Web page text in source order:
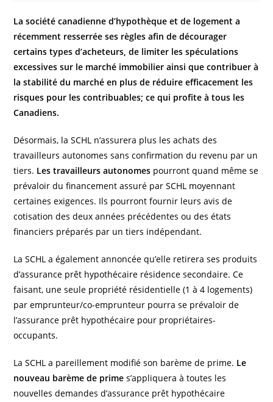
La société canadienne d’hypothèque et de logement a
récemment resserrée ses règles afin de décourager
certains types d’acheteurs, de limiter les spéculations
excessives sur le marché immobilier ainsi que contribuer à
la stabilité du marché en plus de réduire efficacement les
risques pour les contribuables; ce qui profite à tous les
Canadiens.
Désormais, la SCHL n’assurera plus les achats des
travailleurs autonomes sans confirmation du revenu par un
tiers. Les travailleurs autonomes pourront quand même se
prévaloir du financement assuré par SCHL moyennant
certaines exigences. Ils pourront fournir leurs avis de
cotisation des deux années précédentes ou des états
financiers préparés par un tiers indépendant.
La SCHL a également annoncée qu’elle retirera ses produits
d’assurance prêt hypothécaire résidence secondaire. Ce
faisant, une seule propriété résidentielle (1 à 4 logements)
par emprunteur/co-emprunteur pourra se prévaloir de
l’assurance prêt hypothécaire pour propriétaires-
occupants.
La SCHL a pareillement modifié son barème de prime. Le
nouveau barème de prime s’appliquera à toutes les
nouvelles demandes d’assurance prêt hypothécaire